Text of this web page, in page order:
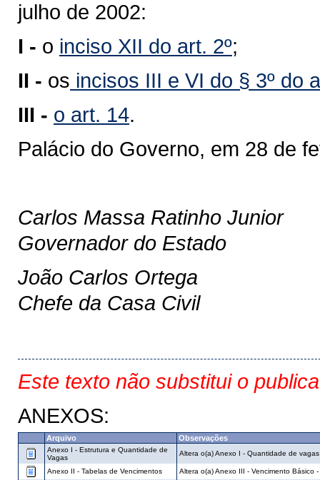
julho de 2002:
I - o inciso XII do art. 2º;
II - os incisos III e VI do § 3º do
III - o art. 14.
Palácio do Governo, em 28 de
Carlos Massa Ratinho Junior
Governador do Estado
João Carlos Ortega
Chefe da Casa Civil
Este texto não substitui o
ANEXOS:
Arquivo Observações
Anexo I - Estrutura e Quantidade de
Vagas
Altera o(a) Anexo I - Quantidade de
Anexo II - Tabelas de Vencimentos Altera o(a) Anexo III - Vencimento Básico